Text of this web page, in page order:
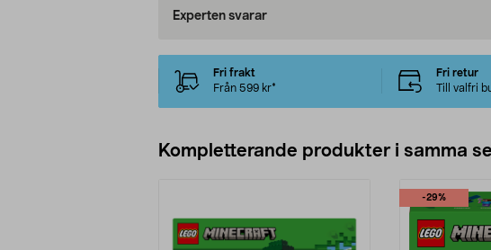
Experten svarar
Fri frakt
Från 599 kr*
Fri retur
Till valfri
Kompletterande produkter i samma
-29%